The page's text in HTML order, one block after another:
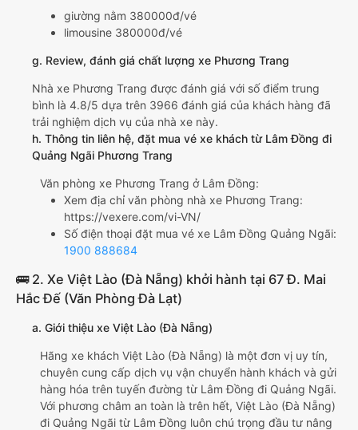
giường nằm 380000đ/vé
limousine 380000đ/vé
g. Review, đánh giá chất lượng xe Phương Trang
Nhà xe Phương Trang được đánh giá với số điểm trung
bình là 4.8/5 dựa trên 3966 đánh giá của khách hàng đã
trải nghiệm dịch vụ của nhà xe này.
h. Thông tin liên hệ, đặt mua vé xe khách từ Lâm Đồng đi
Quảng Ngãi Phương Trang
Văn phòng xe Phương Trang ở Lâm Đồng:
Xem địa chỉ văn phòng nhà xe Phương Trang:
https://vexere.com/vi-VN/
Số điện thoại đặt mua vé xe Lâm Đồng Quảng Ngãi:
1900 888684
🚌 2. Xe Việt Lào (Đà Nẵng) khởi hành tại 67 Đ. Mai
Hắc Đế (Văn Phòng Đà Lạt)
a. Giới thiệu xe Việt Lào (Đà Nẵng)
Hãng xe khách Việt Lào (Đà Nẵng) là một đơn vị uy tín,
chuyên cung cấp dịch vụ vận chuyển hành khách và gửi
hàng hóa trên tuyến đường từ Lâm Đồng đi Quảng Ngãi.
Với phương châm an toàn là trên hết, Việt Lào (Đà Nẵng)
đi Quảng Ngãi từ Lâm Đồng luôn chú trọng đầu tư nâng